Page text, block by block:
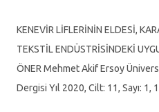
yılda gerçekleştirilmiştir. Tescil
monoik (hermafrodit) çeşitlerdi...
KENEVİR LİFLERİNİN ELDESİ,
TEKSTİL ENDÜSTRİSİNDEKİ
ÖNER Mehmet Akif Ersoy
Dergisi Yıl 2020, Cilt: 11, Sayı: 1,